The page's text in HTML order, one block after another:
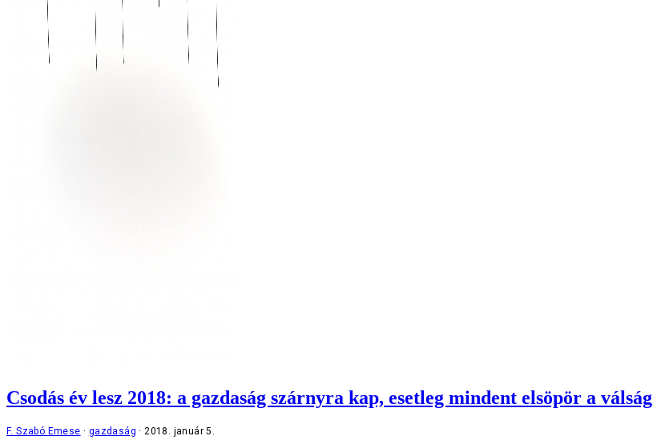
Csodás év lesz 2018: a gazdaság szárnyra kap, esetleg mindent elsöpör a válság
F. Szabó Emese gazdaság 2018. január 5.